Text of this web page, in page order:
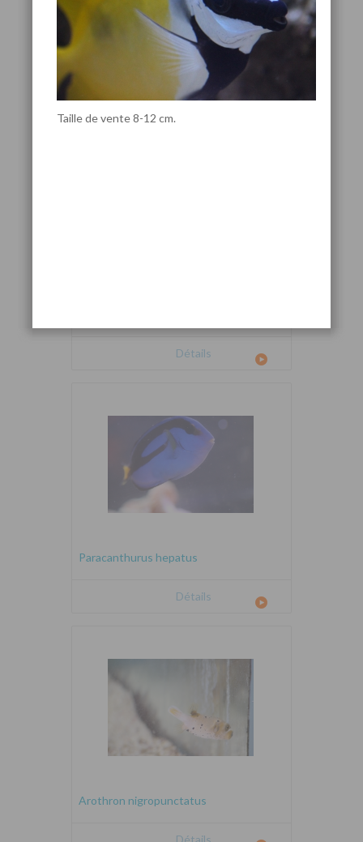
Canthigaster valentini
Détails
Paracanthurus hepatus
Détails
Arothron nigropunctatus
Détails
Taille de vente 8-12 cm.